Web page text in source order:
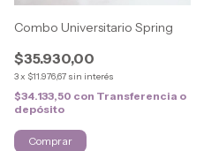
Combo Universitario Spring
$35.930,00
3x $11.976,67 sin interés
$34.133,50 con Transferencia o
depósito
Comprar